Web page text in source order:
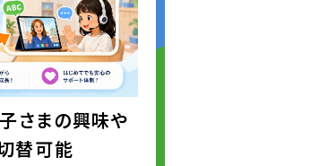
さまの興味や
替可能